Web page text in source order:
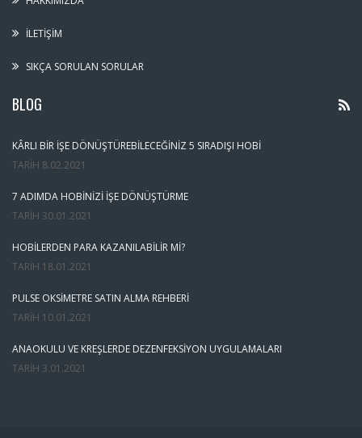
İLETIŞIM
SIKÇA SORULAN SORULAR
BLOG
KÂRLI BIR İŞE DÖNÜŞTÜREBILECEĞINIZ 5 SIRADIŞI HOBI
TARIH 8.02.2021
7 ADIMDA HOBINIZI İŞE DÖNÜŞTÜRME
TARIH 30.01.2021
HOBILERDEN PARA KAZANILABILIR MI?
TARIH 18.01.2021
PULSE OKSIMETRE SATIN ALMA REHBERI
TARIH 10.01.2021
ANAOKULU VE KREŞLERDE DEZENFEKSIYON UYGULAMALARI
TARIH 3.01.2021